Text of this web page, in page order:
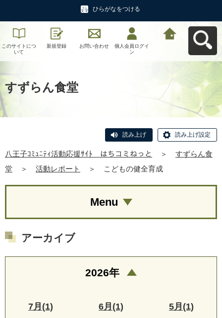
ひらがなをつける
このサイトにつ
いて
新規登録 お問い合わせ
個人会員ログイ
ン
すずらん食堂
読み上げ 読み上げ設定
八王子ｺﾐｭﾆﾃｨ活動応援ｻｲﾄ はちコミねっと ＞
すずらん食
堂
＞ 活動レポート ＞ こどもの健全育成
Menu
アーカイブ
2026年
7月(1) 6月(1) 5月(1)